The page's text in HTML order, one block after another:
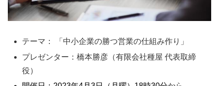
テーマ： 「中小企業の勝つ営業の仕組み作り」
プレゼンター：橋本勝彦（有限会社種屋 代表取締
役）